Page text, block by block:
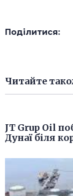
Поділитися:
Читайте
JT Grup Oil
Дунаї біля